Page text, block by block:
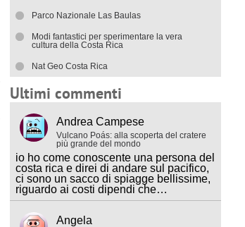
Parco Nazionale Las Baulas
Modi fantastici per sperimentare la vera
cultura della Costa Rica
Nat Geo Costa Rica
Ultimi commenti
Andrea Campese
Vulcano Poás: alla scoperta del cratere
più grande del mondo
io ho come conoscente una persona del
costa rica e direi di andare sul pacifico,
ci sono un sacco di spiagge bellissime,
riguardo ai costi dipendi che…
Angela